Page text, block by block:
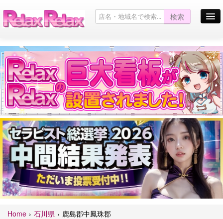
検索
お店を探す
お店からのお知らせ
Pickup Girl
キャンペーン情報一覧
お問い合わせ
サイトマップ
口コミ掲示板
English site
Home 石川県 鹿島郡中鳳珠郡